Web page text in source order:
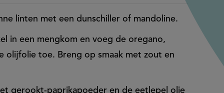
linten met een dunschiller of mandoline.
in een mengkom en voeg de oregano,
olijfolie toe. Breng op smaak met zout en
gerookt-paprikapoeder en de eetlepel olie